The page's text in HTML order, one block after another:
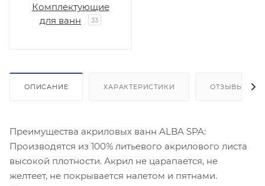
Комплектующие
для ванн
33
ОПИСАНИЕ ХАРАКТЕРИСТИКИ ОТЗЫВЫ
Преимущества акриловых ванн ALBA SPA:
Производятся из 100% литьевого акрилового листа
высокой плотности. Акрил не царапается, не
желтеет, не покрывается налетом и пятнами.